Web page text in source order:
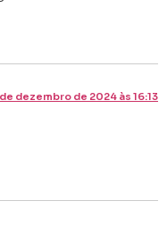
dezembro de 2024 às 16:13